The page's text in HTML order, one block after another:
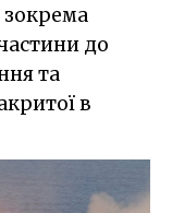
зокрема
до
та
в